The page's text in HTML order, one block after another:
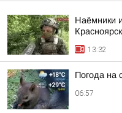
Наёмники
13:32
Погода на
06:57